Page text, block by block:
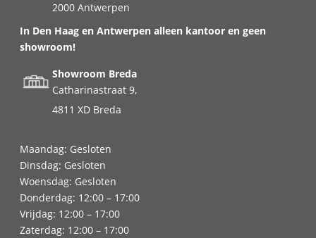
2000 Antwerpen
In Den Haag en Antwerpen alleen kantoor en geen
showroom!
Showroom Breda
Catharinastraat 9,
4811 XD Breda
Maandag: Gesloten
Dinsdag: Gesloten
Woensdag: Gesloten
Donderdag: 12:00 – 17:00
Vrijdag: 12:00 – 17:00
Zaterdag: 12:00 – 17:00